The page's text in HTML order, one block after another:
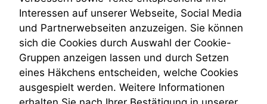
Wiederherstellungsanordnung
Zivilprozessordnung
ZPO
Zustellfiktion
Zuständigkeit
Öffentliches Personalrecht
Öffentlichkeitsprinzip
Interessen auf unserer Webseite, Social Media
und Partnerwebseiten anzuzeigen. Sie können
sich die Cookies durch Auswahl der Cookie-
Gruppen anzeigen lassen und durch Setzen
eines Häkchens entscheiden, welche Cookies
ausgespielt werden. Weitere Informationen
wir
anonyme
statistische
Daten auf.
Funktionalität